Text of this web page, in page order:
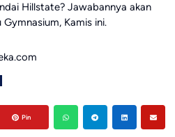
Hillstate? Jawabannya akan
Kamis ini.
Pin